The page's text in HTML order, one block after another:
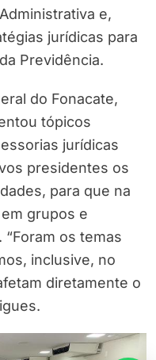
e,
jurídicas para
Previdência.
do Fonacate,
tópicos
jurídicas
presidentes os
para que na
grupos e
os temas
inclusive, no
diretamente o